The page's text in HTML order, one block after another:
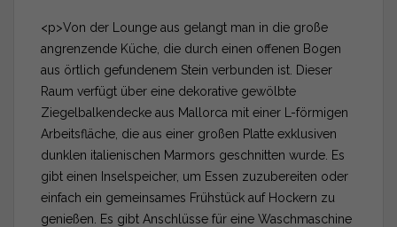
<p>Von der Lounge aus gelangt man in die große
angrenzende Küche, die durch einen offenen Bogen
aus örtlich gefundenem Stein verbunden ist. Dieser
Raum verfügt über eine dekorative gewölbte
Ziegelbalkendecke aus Mallorca mit einer L-förmigen
Arbeitsfläche, die aus einer großen Platte exklusiven
dunklen italienischen Marmors geschnitten wurde. Es
gibt einen Inselspeicher, um Essen zuzubereiten oder
einfach ein gemeinsames Frühstück auf Hockern zu
genießen. Es gibt Anschlüsse für eine Waschmaschine